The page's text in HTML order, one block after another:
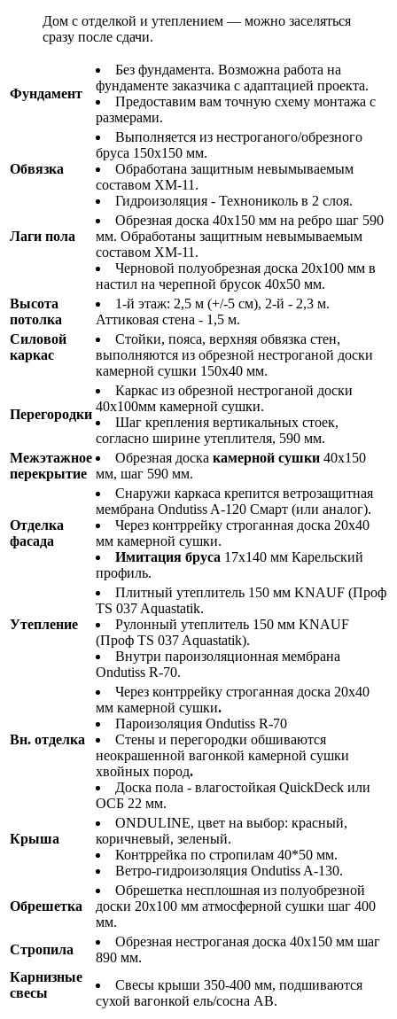
Дом с отделкой и утеплением — можно заселяться
сразу после сдачи.
Фундамент
Без фундамента. Возможна работа на
фундаменте заказчика с адаптацией проекта.
Предоставим вам точную схему монтажа с
размерами.
Обвязка
Выполняется из нестроганого/обрезного
бруса 150х150 мм.
Обработана защитным невымываемым
составом ХМ-11.
Гидроизоляция - Технониколь в 2 слоя.
Лаги пола
Обрезная доска 40х150 мм на ребро шаг 590
мм. Обработаны защитным невымываемым
составом ХМ-11.
Черновой полуобрезная доска 20х100 мм в
настил на черепной брусок 40х50 мм.
Высота
потолка
1-й этаж: 2,5 м (+/-5 см), 2-й - 2,3 м.
Аттиковая стена - 1,5 м.
Силовой
каркас
Стойки, пояса, верхняя обвязка стен,
выполняются из обрезной нестроганой доски
камерной сушки 150х40 мм.
Перегородки
Каркас из обрезной нестроганой доски
40х100мм камерной сушки.
Шаг крепления вертикальных стоек,
согласно ширине утеплителя, 590 мм.
Межэтажное
перекрытие
Обрезная доска камерной сушки 40х150
мм, шаг 590 мм.
Отделка
фасада
Снаружи каркаса крепится ветрозащитная
мембрана Ondutiss A-120 Смарт (или аналог).
Через контррейку строганная доска 20х40
мм камерной сушки.
Имитация бруса 17х140 мм Карельский
профиль.
Утепление
Плитный утеплитель 150 мм KNAUF (Проф
TS 037 Aquastatik.
Рулонный утеплитель 150 мм KNAUF
(Проф TS 037 Aquastatik).
Внутри пароизоляционная мембрана
Ondutiss R-70.
Вн. отделка
Через контррейку строганная доска 20х40
мм камерной сушки.
Пароизоляция Ondutiss R-70
Стены и перегородки обшиваются
неокрашенной вагонкой камерной сушки
хвойных пород.
Доска пола - влагостойкая QuickDeck или
ОСБ 22 мм.
Крыша
ONDULINE, цвет на выбор: красный,
коричневый, зеленый.
Контррейка по стропилам 40*50 мм.
Ветро-гидроизоляция Ondutiss A-130.
Обрешетка
Обрешетка несплошная из полуобрезной
доски 20х100 мм атмосферной сушки шаг 400
мм.
Стропила
Обрезная нестроганая доска 40х150 мм шаг
890 мм.
Карнизные
свесы
Свесы крыши 350-400 мм, подшиваются
сухой вагонкой ель/сосна АВ.